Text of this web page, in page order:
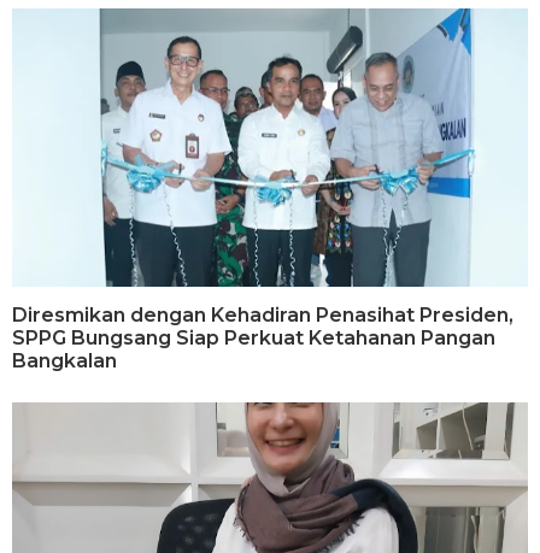
Diresmikan dengan Kehadiran Penasihat Presiden,
SPPG Bungsang Siap Perkuat Ketahanan Pangan
Bangkalan